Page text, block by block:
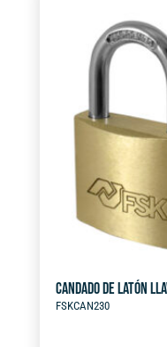
CANDADO DE LATÓN
FSKCAN230